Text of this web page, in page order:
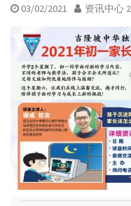
03/02/2021 资讯中心 2